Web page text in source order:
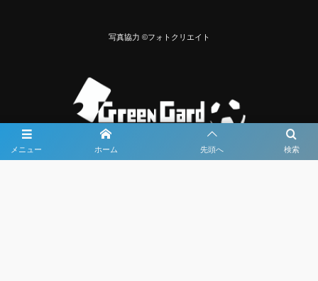
メニュー 検索
ホーム 先頭へ
写真協力 ©フォトクリエイト